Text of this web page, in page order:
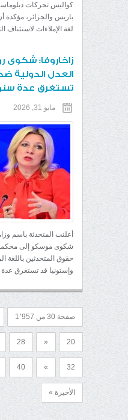
كواليس تحركات
باريس والجزائر، مؤكدة
لغة الإملاءات لاستئناف
زاخاروفا: شكوى
العدل الدولية
تستغرق عدة
مايو 31, 2026
أعلنت المتحدثة باسم
شكوى موسكو إلى محكمة
حقوق المتحدثين باللغة
وإستونيا قد تستغرق
صفحة 30 من 1٬957
20
«
28
32
»
40
الأخيرة »